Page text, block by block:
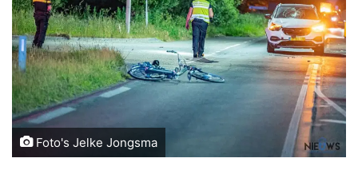
Foto's Jelke Jongsma